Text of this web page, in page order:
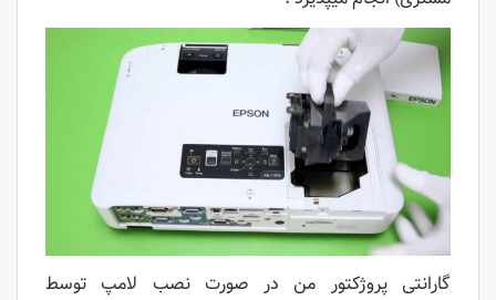
گارانتی پروژکتور من در صورت نصب لامپ توسط